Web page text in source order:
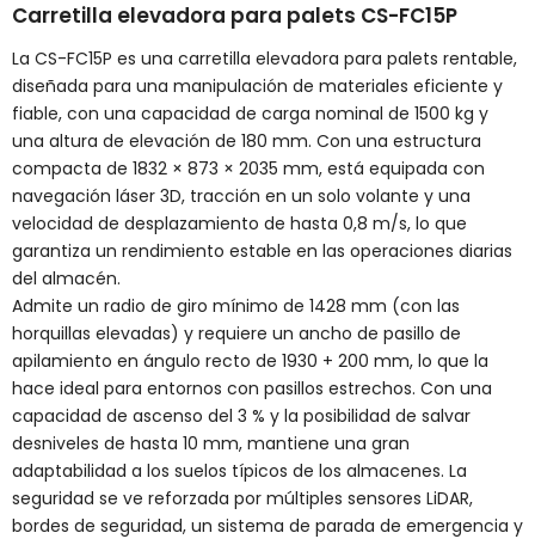
Carretilla elevadora para palets CS-FC15P
La CS-FC15P es una carretilla elevadora para palets rentable,
diseñada para una manipulación de materiales eficiente y
fiable, con una capacidad de carga nominal de 1500 kg y
una altura de elevación de 180 mm. Con una estructura
compacta de 1832 × 873 × 2035 mm, está equipada con
navegación láser 3D, tracción en un solo volante y una
velocidad de desplazamiento de hasta 0,8 m/s, lo que
garantiza un rendimiento estable en las operaciones diarias
del almacén.
Admite un radio de giro mínimo de 1428 mm (con las
horquillas elevadas) y requiere un ancho de pasillo de
apilamiento en ángulo recto de 1930 + 200 mm, lo que la
hace ideal para entornos con pasillos estrechos. Con una
capacidad de ascenso del 3 % y la posibilidad de salvar
desniveles de hasta 10 mm, mantiene una gran
adaptabilidad a los suelos típicos de los almacenes. La
seguridad se ve reforzada por múltiples sensores LiDAR,
bordes de seguridad, un sistema de parada de emergencia y